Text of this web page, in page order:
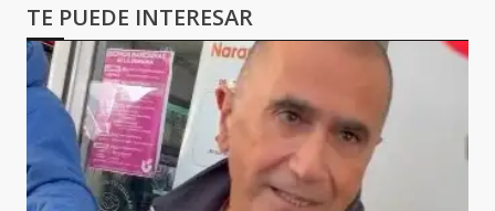
TE PUEDE INTERESAR